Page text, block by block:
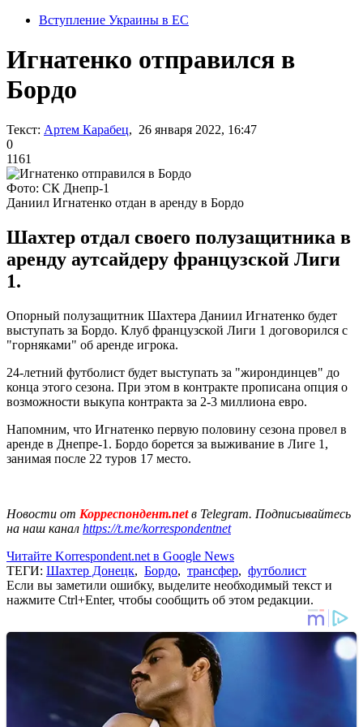
Вступление Украины в ЕС
Игнатенко отправился в
Бордо
Текст: Артем Карабец, 26 января 2022, 16:47
0
1161
Фото: СК Днепр-1
Даниил Игнатенко отдан в аренду в Бордо
Шахтер отдал своего полузащитника в
аренду аутсайдеру французской Лиги
1.
Опорный полузащитник Шахтера Даниил Игнатенко будет
выступать за Бордо. Клуб французской Лиги 1 договорился с
"горняками" об аренде игрока.
24-летний футболист будет выступать за "жирондинцев" до
конца этого сезона. При этом в контракте прописана опция о
возможности выкупа контракта за 2-3 миллиона евро.
Напомним, что Игнатенко первую половину сезона провел в
аренде в Днепре-1. Бордо борется за выживание в Лиге 1,
занимая после 22 туров 17 место.
Новости от Корреспондент.netв Telegram. Подписывайтесь
на наш канал https://t.me/korrespondentnet
Читайте Korrespondent.net в Google News
ТЕГИ: Шахтер Донецк, Бордо, трансфер, футболист
Если вы заметили ошибку, выделите необходимый текст и
нажмите Ctrl+Enter, чтобы сообщить об этом редакции.